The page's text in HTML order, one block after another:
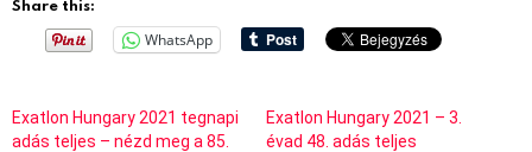
WhatsApp
Exatlon Hungary 2021 tegnapi
adás teljes – nézd meg a 85.
Exatlon Hungary 2021 – 3.
évad 48. adás teljes